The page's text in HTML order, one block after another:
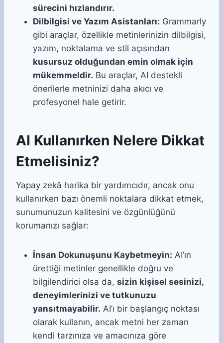
sürecini hızlandırır.
Dilbilgisi ve Yazım Asistanları: Grammarly
gibi araçlar, özellikle metinlerinizin dilbilgisi,
yazım, noktalama ve stil açısından
kusursuz olduğundan emin olmak için
mükemmeldir. Bu araçlar, AI destekli
önerilerle metninizi daha akıcı ve
profesyonel hale getirir.
AI Kullanırken Nelere Dikkat
Etmelisiniz?
Yapay zekâ harika bir yardımcıdır, ancak onu
kullanırken bazı önemli noktalara dikkat etmek,
sunumunuzun kalitesini ve özgünlüğünü
korumanızı sağlar:
İnsan Dokunuşunu Kaybetmeyin: AI’ın
ürettiği metinler genellikle doğru ve
bilgilendirici olsa da, sizin kişisel sesinizi,
deneyimlerinizi ve tutkunuzu
yansıtmayabilir. AI’ı bir başlangıç noktası
olarak kullanın, ancak metni her zaman
kendi tarzınıza ve amacınıza göre